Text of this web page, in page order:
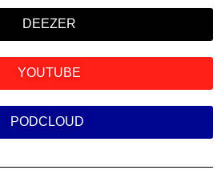
DEEZER
YOUTUBE
PODCLOUD